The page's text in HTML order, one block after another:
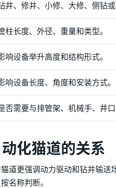
井、修井、小修、大修、侧钻或
柱长度、外径、重量和类型。
响设备举升高度和结构形式。
响设备长度、角度和安装方式。
否需要与排管架、机械手、井口
化猫道的关系
道更强调动力驱动和钻井输
名称判断。